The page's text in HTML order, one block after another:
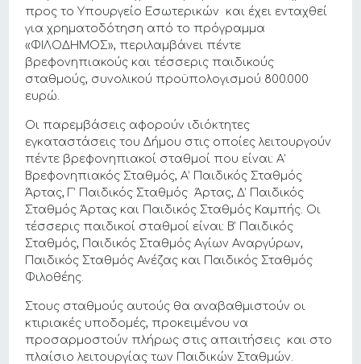
προς το Υπουργείο Εσωτερικών και έχει ενταχθεί
για χρηματοδότηση από το πρόγραμμα
«ΦΙΛΟΔΗΜΟΣ», περιλαμβάνει πέντε
βρεφονηπιακούς και τέσσερις παιδικούς
σταθμούς, συνολικού προϋπολογισμού 800.000
ευρώ.
Οι παρεμβάσεις αφορούν ιδιόκτητες
εγκαταστάσεις του Δήμου στις οποίες λειτουργούν
πέντε βρεφονηπιακοί σταθμοί που είναι: Α’
Βρεφονηπιακός Σταθμός, Α’ Παιδικός Σταθμός
Άρτας, Γ’ Παιδικός Σταθμός Άρτας, Δ’ Παιδικός
Σταθμός Άρτας και Παιδικός Σταθμός Καμπής. Οι
τέσσερις παιδικοί σταθμοί είναι: Β’ Παιδικός
Σταθμός, Παιδικός Σταθμός Αγίων Αναργύρων,
Παιδικός Σταθμός Ανέζας και Παιδικός Σταθμός
Φιλοθέης.
Στους σταθμούς αυτούς θα αναβαθμιστούν οι
κτιριακές υποδομές, προκειμένου να
προσαρμοστούν πλήρως στις απαιτήσεις και στο
πλαίσιο λειτουργίας των Παιδικών Σταθμών.